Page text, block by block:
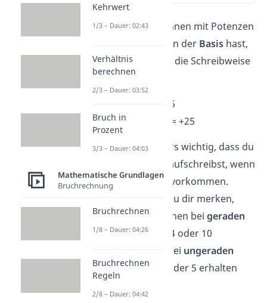
Wenn du beim Rechnen mit Potenzen
in der Basishast,
kommt es stark auf die Schreibweise
an.
= -(5 · 5) = -25
(-5) 2= (-5) · (-5) = +25
Es ist also besonders wichtig, dass du
alle Klammern mit aufschreibst, wenn
negative Potenzen vorkommen.
Außerdem kannst du dir merken,
dass das Minuszeichen bei geraden
Exponentenwie 2, 4 oder 10
verschwindet und bei ungeraden
Exponentenwie 3 oder 5 erhalten
bleibt.
Kehrwert
1/3 – Dauer: 02:43
Verhältnis
berechnen
2/3 – Dauer: 03:52
Bruch in
Prozent
3/3 – Dauer: 04:03
Mathematische Grundlagen
Bruchrechnung
Bruchrechnen
1/8 – Dauer: 04:26
Bruchrechnen
Regeln
2/8 – Dauer: 04:42